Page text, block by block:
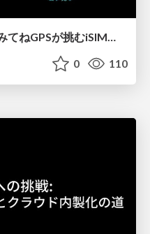
サイズと機能の壁を打破！みてねGPSが挑むiSIM活用秘話【SORACOM Discovery 2026】
0 110